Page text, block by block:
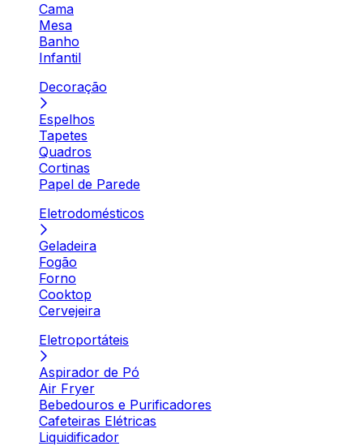
Cama
Mesa
Banho
Infantil
Decoração
Espelhos
Tapetes
Quadros
Cortinas
Papel de Parede
Eletrodomésticos
Geladeira
Fogão
Forno
Cooktop
Cervejeira
Eletroportáteis
Aspirador de Pó
Air Fryer
Bebedouros e Purificadores
Cafeteiras Elétricas
Liquidificador